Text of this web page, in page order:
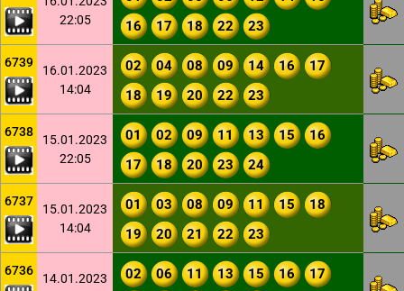
22:05
16
17 18 22 23
6739
16.01.2023
14:04
02 04 08 09 14 16
17
18
19 20 22 23
6738
15.01.2023
22:05
01 02 09 11 13 15
16
17
18 20 23 24
6737
15.01.2023
14:04
01 03 08 09 11 15
18
19
20 21 22 23
6736
14.01.2023
02 06 11 13 15 16
17